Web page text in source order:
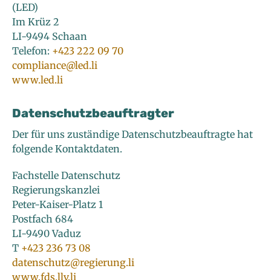
(LED)
Im Krüz 2
LI-9494 Schaan
Telefon: +423 222 09 70
compliance@led.li
www.led.li
Datenschutzbeauftragter
Der für uns zuständige Datenschutzbeauftragte hat
folgende Kontaktdaten.
Fachstelle Datenschutz
Regierungskanzlei
Peter-Kaiser-Platz 1
Postfach 684
LI-9490 Vaduz
T +423 236 73 08
datenschutz@regierung.li
www.fds.llv.li